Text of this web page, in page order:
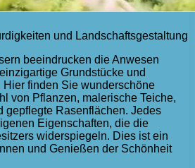
und Landschaftsgestaltung
beeindrucken die Anwesen
Grundstücke und
Hier finden Sie wunderschöne
von Pflanzen, malerische Teiche,
gepflegte Rasenflächen. Jedes
Eigenschaften, die die
widerspiegeln. Dies ist ein
und Genießen der Schönheit